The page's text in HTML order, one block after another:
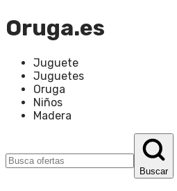
Oruga.es
Juguete
Juguetes
Oruga
Niños
Madera
Buscar